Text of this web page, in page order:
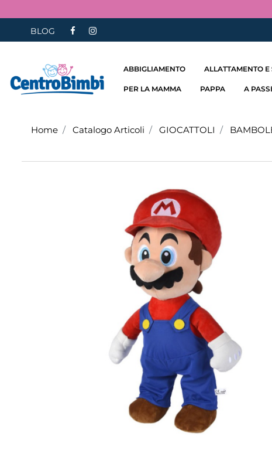
BLOG
ABBIGLIAMENTO ALLATTAMENTO E
PER LA MAMMA PAPPA A
Home Catalogo Articoli GIOCATTOLI